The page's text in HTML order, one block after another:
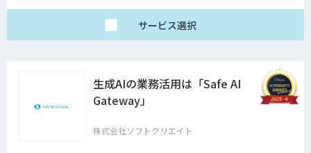
サービス選択
生成AIの業務活用は「Safe AI
Gateway」
株式会社ソフトクリエイト